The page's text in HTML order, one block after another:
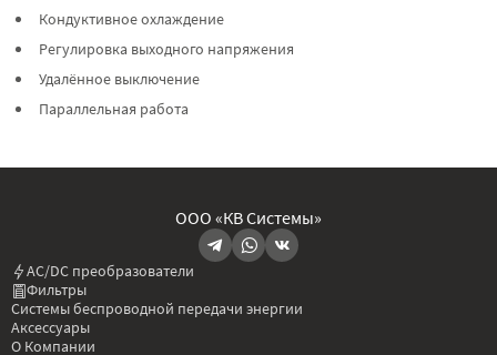
Кондуктивное охлаждение
Регулировка выходного напряжения
Удалённое выключение
Параллельная работа
ООО «КВ Системы»
AC/DC преобразователи
Фильтры
Системы беспроводной передачи энергии
Аксессуары
О Компании